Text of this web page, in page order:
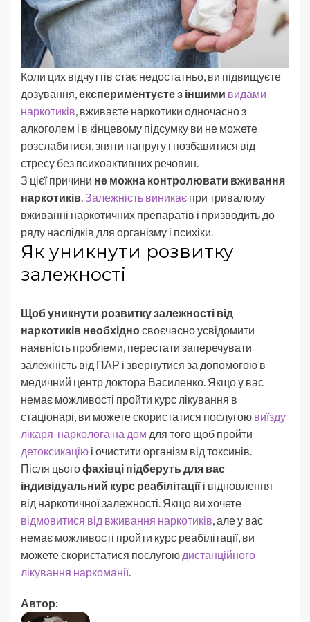
Коли цих відчуттів стає недостатньо, ви підвищуєте
дозування,експериментуєте з іншими видами
наркотиків, вживаєте наркотики одночасно з
алкоголем і в кінцевому підсумку ви не можете
розслабитися, зняти напругу і позбавитися від
стресу без психоактивних речовин.
З цієї причини не можна контролювати вживання
наркотиків.Залежність виникає при тривалому
вживанні наркотичних препаратів і призводить до
ряду наслідків для організму і психіки.
Як уникнути розвитку
залежності
Щоб уникнути розвитку залежності від
наркотиків необхідносвоєчасно усвідомити
наявність проблеми, перестати заперечувати
залежність від ПАР і звернутися за допомогою в
медичний центр доктора Василенко. Якщо у вас
немає можливості пройти курс лікування в
стаціонарі, ви можете скористатися послугою виїзду
лікаря-нарколога на дом для того щоб пройти
детоксикацію і очистити організм від токсинів.
Після цьогофахівці підберуть для вас
індивідуальний курс реабілітації і відновлення
від наркотичної залежності. Якщо ви хочете
відмовитися від вживання наркотиків, але у вас
немає можливості пройти курс реабілітації, ви
можете скористатися послугою дистанційного
лікування наркоманії.
Автор: